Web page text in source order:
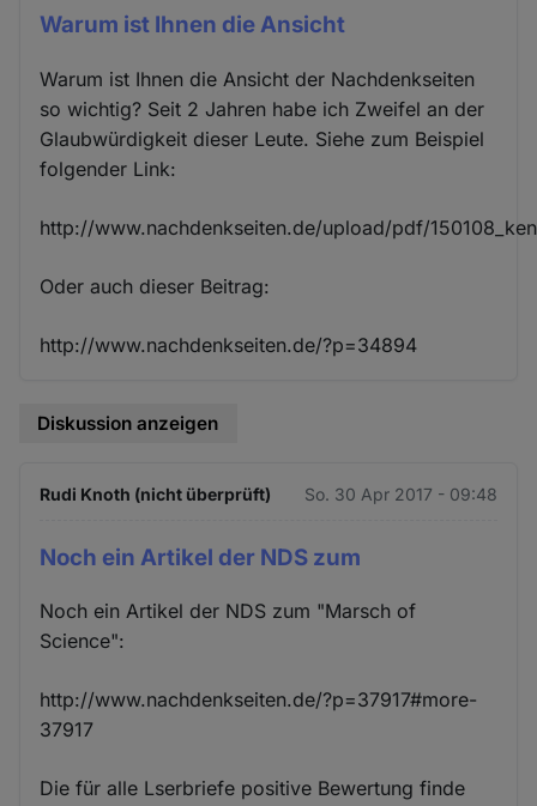
Warum ist Ihnen die Ansicht
Warum ist Ihnen die Ansicht der Nachdenkseiten
so wichtig? Seit 2 Jahren habe ich Zweifel an der
Glaubwürdigkeit dieser Leute. Siehe zum Beispiel
folgender Link:
http://www.nachdenkseiten.de/upload/pdf/
Oder auch dieser Beitrag:
http://www.nachdenkseiten.de/?p=34894
Diskussion anzeigen
Rudi Knoth (nicht überprüft) So. 30 Apr 2017 - 09:48
Noch ein Artikel der NDS zum
Noch ein Artikel der NDS zum "Marsch of
Science":
http://www.nachdenkseiten.de/?p=37917#more-
37917
Die für alle Lserbriefe positive Bewertung finde